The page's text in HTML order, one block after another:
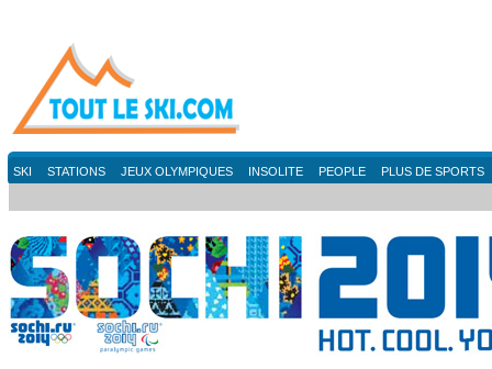
SKI STATIONS JEUX OLYMPIQUES INSOLITE PEOPLE PLUS DE SPORTS